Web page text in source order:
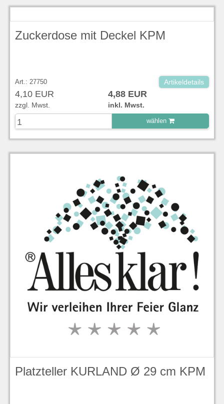
zu Warenkorb hinzugefügt.
Zuckerdose mit Deckel KPM
Art.: 27750 Artikeldetails
4,10 EUR 4,88 EUR
zzgl. Mwst. inkl. Mwst.
wählen
zu Warenkorb hinzugefügt.
Platzteller KURLAND Ø 29 cm KPM